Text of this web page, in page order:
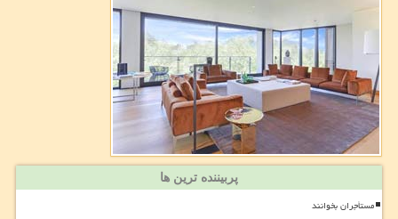
پربیننده ترین ها
مستأجران بخوانند